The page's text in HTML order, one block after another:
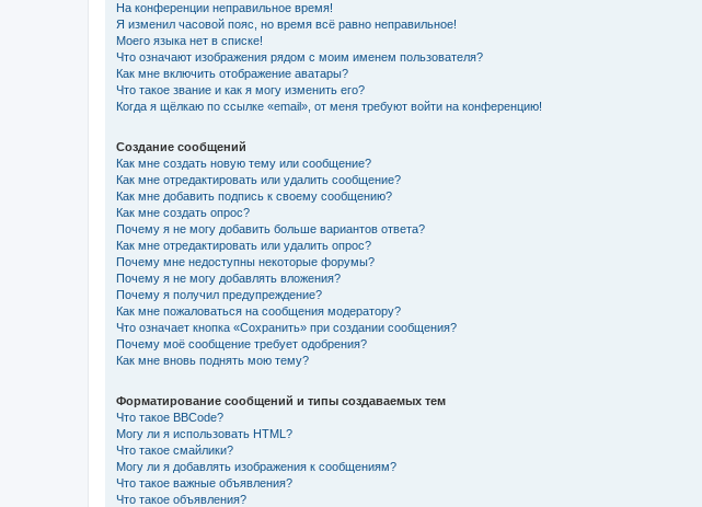
На конференции неправильное время!
Я изменил часовой пояс, но время всё равно неправильное!
Моего языка нет в списке!
Что означают изображения рядом с моим именем пользователя?
Как мне включить отображение аватары?
Что такое звание и как я могу изменить его?
Когда я щёлкаю по ссылке «email», от меня требуют войти на конференцию!
Создание сообщений
Как мне создать новую тему или сообщение?
Как мне отредактировать или удалить сообщение?
Как мне добавить подпись к своему сообщению?
Как мне создать опрос?
Почему я не могу добавить больше вариантов ответа?
Как мне отредактировать или удалить опрос?
Почему мне недоступны некоторые форумы?
Почему я не могу добавлять вложения?
Почему я получил предупреждение?
Как мне пожаловаться на сообщения модератору?
Что означает кнопка «Сохранить» при создании сообщения?
Почему моё сообщение требует одобрения?
Как мне вновь поднять мою тему?
Форматирование сообщений и типы создаваемых тем
Что такое BBCode?
Могу ли я использовать HTML?
Что такое смайлики?
Могу ли я добавлять изображения к сообщениям?
Что такое важные объявления?
Что такое объявления?